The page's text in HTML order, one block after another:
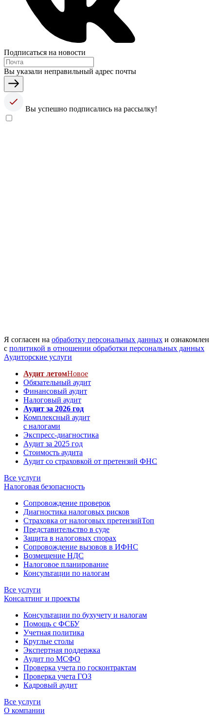
Подписаться на новости
Вы указали неправильный адрес почты
Вы успешно подписались на рассылку!
Я согласен на обработку персональных данных и ознакомлен
с политикой в отношении обработки персональных данных
Аудиторские услуги
Аудит летомНовое
Обязательный аудит
Финансовый аудит
Налоговый аудит
Аудит за 2026 год
Комплексный аудит
с налогами
Экспресс-диагностика
Аудит за 2025 год
Стоимость аудита
Аудит со страховкой от претензий ФНС
Все услуги
Налоговая безопасность
Сопровождение проверок
Диагностика налоговых рисков
Страховка от налоговых претензийТоп
Представительство в суде
Защита в налоговых спорах
Сопровождение вызовов в ИФНС
Возмещение НДС
Налоговое планирование
Консультации по налогам
Все услуги
Консалтинг и проекты
Консультации по бухучету и налогам
Помощь с ФСБУ
Учетная политика
Круглые столы
Экспертная поддержка
Аудит по МСФО
Проверка учета по госконтрактам
Проверка учета ГОЗ
Кадровый аудит
Все услуги
О компании